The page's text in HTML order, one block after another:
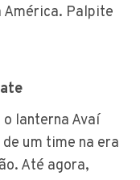
América. Palpite
o lanterna Avaí
um time na era
Até agora,